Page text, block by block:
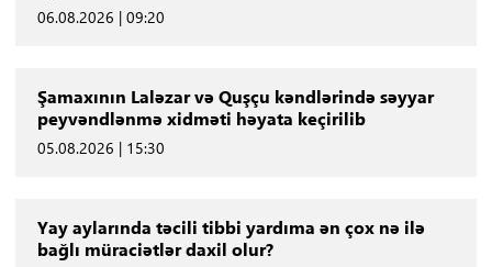
06.08.2026 | 09:20
Şamaxının Laləzar və Quşçu kəndlərində səyyar
peyvəndlənmə xidməti həyata keçirilib
05.08.2026 | 15:30
Yay aylarında təcili tibbi yardıma ən çox nə ilə
bağlı müraciətlər daxil olur?